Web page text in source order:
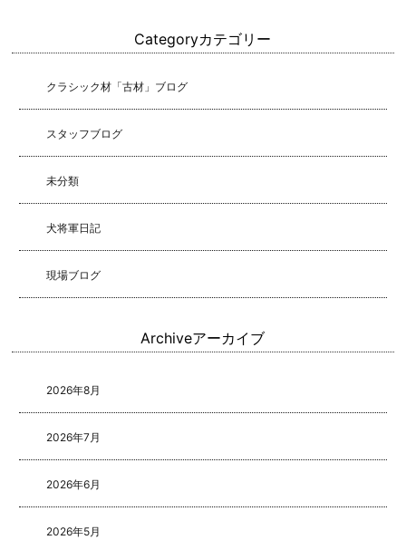
Categoryカテゴリー
クラシック材「古材」ブログ
スタッフブログ
未分類
犬将軍日記
現場ブログ
Archiveアーカイブ
2026年8月
2026年7月
2026年6月
2026年5月